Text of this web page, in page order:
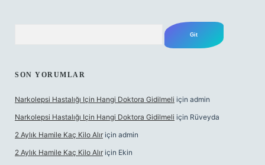
SON YORUMLAR
Narkolepsi Hastalığı Için Hangi Doktora Gidilmeli için admin
Narkolepsi Hastalığı Için Hangi Doktora Gidilmeli için Rüveyda
2 Aylık Hamile Kaç Kilo Alır için admin
2 Aylık Hamile Kaç Kilo Alır için Ekin